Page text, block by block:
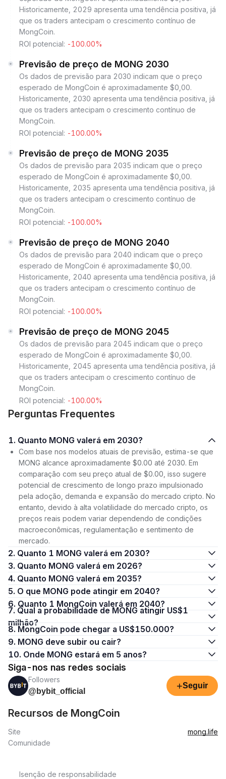
Historicamente, 2029 apresenta uma tendência positiva, já
que os traders antecipam o crescimento contínuo de
MongCoin.
ROI potencial: -100.00%
Previsão de preço de MONG 2030
Os dados de previsão para 2030 indicam que o preço
esperado de MongCoin é aproximadamente $0,00.
Historicamente, 2030 apresenta uma tendência positiva, já
que os traders antecipam o crescimento contínuo de
MongCoin.
ROI potencial: -100.00%
Previsão de preço de MONG 2035
Os dados de previsão para 2035 indicam que o preço
esperado de MongCoin é aproximadamente $0,00.
Historicamente, 2035 apresenta uma tendência positiva, já
que os traders antecipam o crescimento contínuo de
MongCoin.
ROI potencial: -100.00%
Previsão de preço de MONG 2040
Os dados de previsão para 2040 indicam que o preço
esperado de MongCoin é aproximadamente $0,00.
Historicamente, 2040 apresenta uma tendência positiva, já
que os traders antecipam o crescimento contínuo de
MongCoin.
ROI potencial: -100.00%
Previsão de preço de MONG 2045
Os dados de previsão para 2045 indicam que o preço
esperado de MongCoin é aproximadamente $0,00.
Historicamente, 2045 apresenta uma tendência positiva, já
que os traders antecipam o crescimento contínuo de
MongCoin.
ROI potencial: -100.00%
Perguntas Frequentes
1. Quanto MONG valerá em 2030?
Com base nos modelos atuais de previsão, estima-se que
MONG alcance aproximadamente $0.00 até 2030. Em
comparação com seu preço atual de $0.00, isso sugere
potencial de crescimento de longo prazo impulsionado
pela adoção, demanda e expansão do mercado cripto. No
entanto, devido à alta volatilidade do mercado cripto, os
preços reais podem variar dependendo de condições
macroeconômicas, regulamentação e sentimento de
mercado.
2. Quanto 1 MONG valerá em 2030?
3. Quanto MONG valerá em 2026?
4. Quanto MONG valerá em 2035?
5. O que MONG pode atingir em 2040?
6. Quanto 1 MongCoin valerá em 2040?
7. Qual a probabilidade de MONG atingir US$1
milhão?
8. MongCoin pode chegar a US$150.000?
9. MONG deve subir ou cair?
10. Onde MONG estará em 5 anos?
Siga-nos nas redes sociais
Followers
@bybit_official
+Seguir
Recursos de MongCoin
Site
mong.life
Comunidade
Isenção de responsabilidade